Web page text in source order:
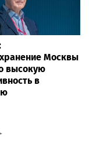
Москвы
высокую
в